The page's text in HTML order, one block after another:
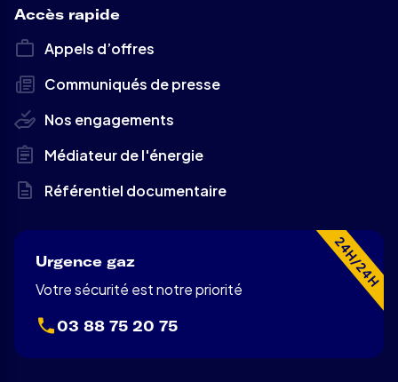
Accès rapide
Appels d’offres
Communiqués de presse
Nos engagements
Médiateur de l'énergie
Référentiel documentaire
24H/24H
Urgence gaz
Votre sécurité est notre priorité
03 88 75 20 75